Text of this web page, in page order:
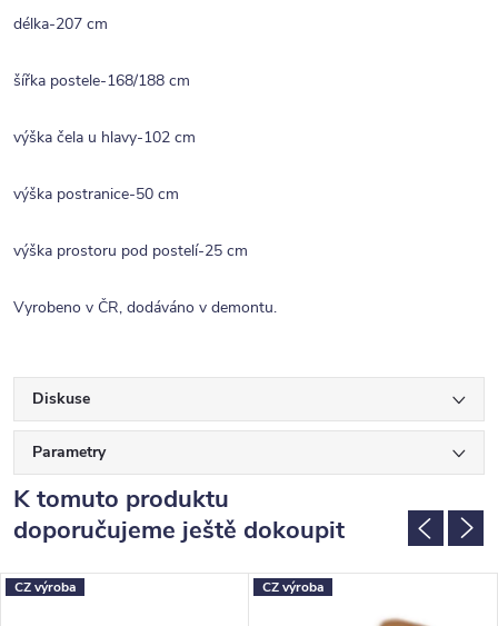
délka-207 cm
šířka postele-168/188 cm
výška čela u hlavy-102 cm
výška postranice-50 cm
výška prostoru pod postelí-25 cm
Vyrobeno v ČR, dodáváno v demontu.
Diskuse
Parametry
K tomuto produktu
doporučujeme ještě dokoupit
CZ výroba CZ výroba